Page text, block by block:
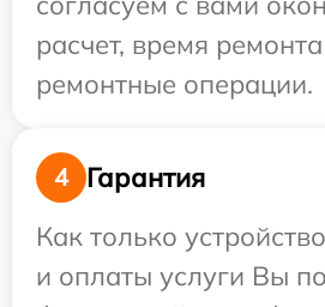
расчет, время
ремонтные операции.
4
Гарантия
Как только
и оплаты услуги Вы